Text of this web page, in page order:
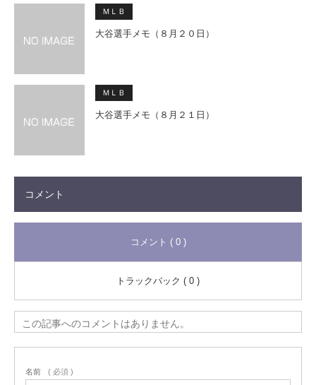
ＭＬＢ
大谷選手メモ（８月２０日）
ＭＬＢ
大谷選手メモ（８月２１日）
コメント
コメント ( 0 )
トラックバック ( 0 )
この記事へのコメントはありません。
名前 ( 必須 )